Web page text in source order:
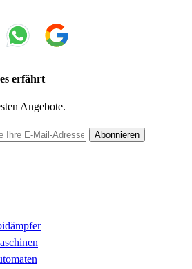
erfährt
Angebote.
Abonnieren